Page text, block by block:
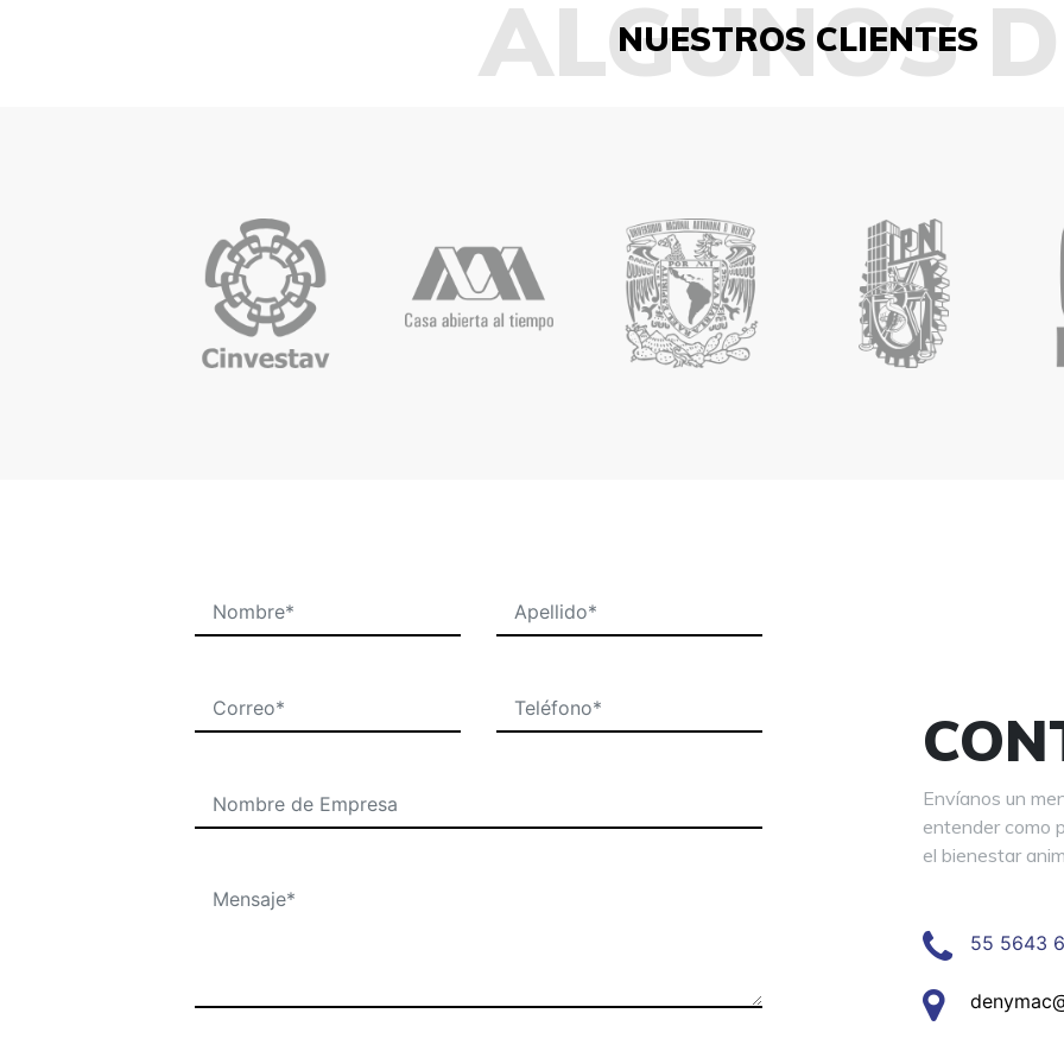
ALGUNOS
NUESTROS CLIENTES
Envíanos un
entender como
el bienestar
55 5643